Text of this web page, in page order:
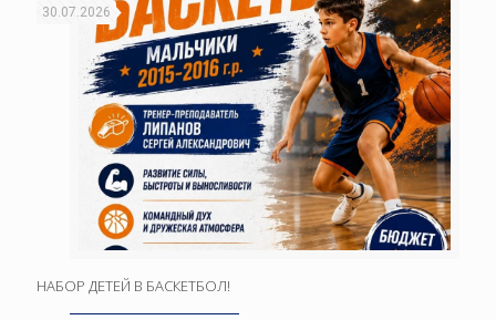
30.07.2026
НАБОР ДЕТЕЙ В БАСКЕТБОЛ!